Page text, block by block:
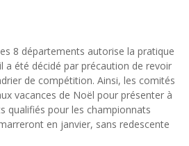
8 départements autorise la pratique
a été décidé par précaution de revoir
de compétition. Ainsi, les comités
vacances de Noël pour présenter à
qualifiés pour les championnats
en janvier, sans redescente